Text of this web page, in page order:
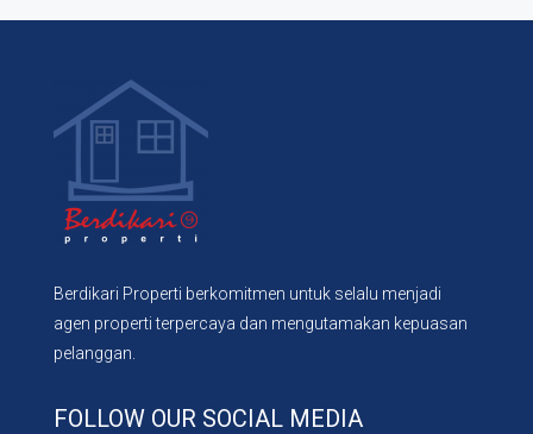
Berdikari Properti berkomitmen untuk selalu menjadi
agen properti terpercaya dan mengutamakan kepuasan
pelanggan.
FOLLOW OUR SOCIAL MEDIA